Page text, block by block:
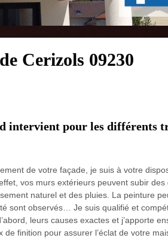
Cerizols 09230
intervient pour les différents
de votre façade, je suis à votre
vos murs extérieurs peuvent subir
naturel et des pluies. La peinture
sont observés… Je suis qualifié et
leurs causes exactes et j’apporte
finition pour assurer l’éclat de votre